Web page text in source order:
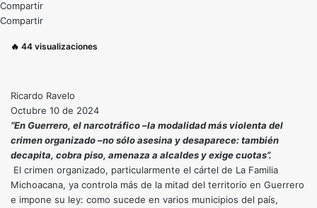
Compartir
Compartir
🔥 44 visualizaciones
Ricardo Ravelo
Octubre 10 de 2024
“En Guerrero, el narcotráfico –la modalidad más violenta del
crimen organizado –no sólo asesina y desaparece: también
decapita, cobra piso, amenaza a alcaldes y exige cuotas”.
El crimen organizado, particularmente el cártel de La Familia
Michoacana, ya controla más de la mitad del territorio en Guerrero
e impone su ley: como sucede en varios municipios del país,